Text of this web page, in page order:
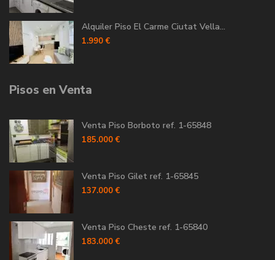
Alquiler Piso El Carme Ciutat Vella...
1.990 €
Pisos en Venta
Venta Piso Borboto ref. 1-65848
185.000 €
Venta Piso Gilet ref. 1-65845
137.000 €
Venta Piso Cheste ref. 1-65840
183.000 €